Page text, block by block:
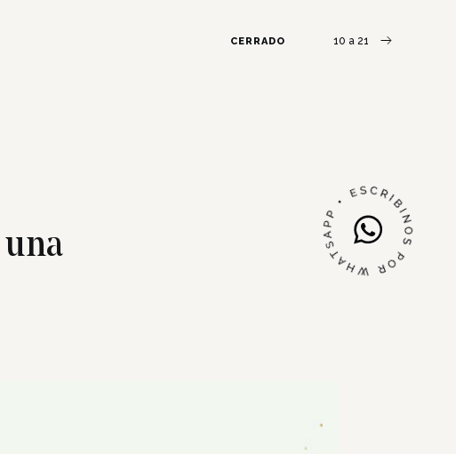
CERRADO 10 a 21
una